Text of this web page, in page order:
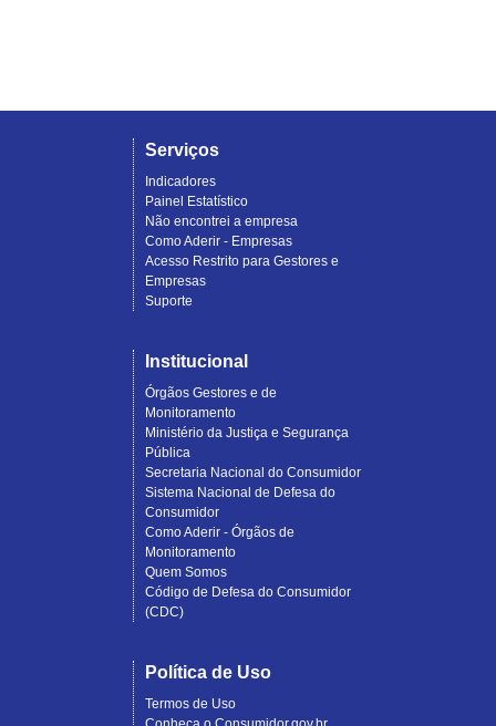
Serviços
Indicadores
Painel Estatístico
Não encontrei a empresa
Como Aderir - Empresas
Acesso Restrito para Gestores e
Empresas
Suporte
Institucional
Órgãos Gestores e de
Monitoramento
Ministério da Justiça e Segurança
Pública
Secretaria Nacional do Consumidor
Sistema Nacional de Defesa do
Consumidor
Como Aderir - Órgãos de
Monitoramento
Quem Somos
Código de Defesa do Consumidor
(CDC)
Política de Uso
Termos de Uso